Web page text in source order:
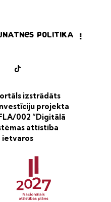
politika
izstrādāts
projekta
002 “Digitālā
attīstība
ietvaros